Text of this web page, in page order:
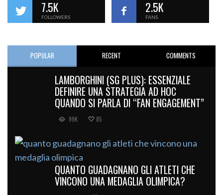
7.5K
FOLLOWERS
2.5K
FANS
POPULAR RECENT COMMENTS
LAMBORGHINI (SG PLUS): ESSENZIALE
DEFINIRE UNA STRATEGIA AD HOC
QUANDO SI PARLA DI “FAN ENGAGEMENT”
99K 85
QUANTO GUADAGNANO GLI ATLETI CHE
VINCONO UNA MEDAGLIA OLIMPICA?